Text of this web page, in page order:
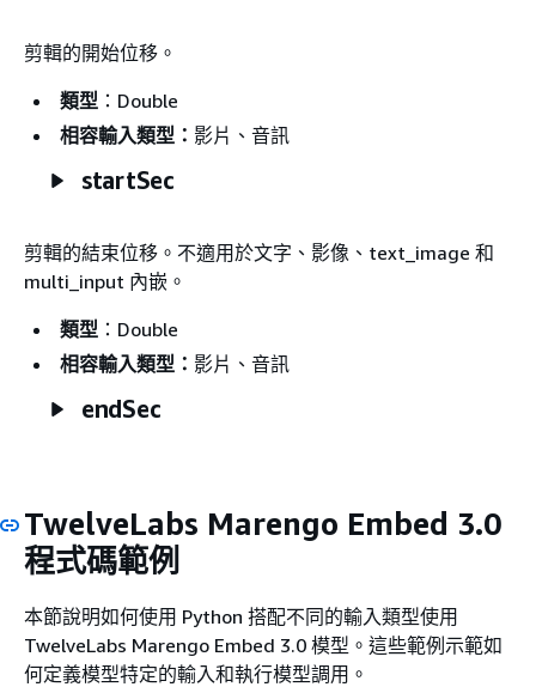
剪輯的開始位移。
類型 ：Double
相容輸入類型： 影片、音訊
startSec
剪輯的結束位移。不適用於文字、影像、text_image 和
multi_input 內嵌。
類型 ：Double
相容輸入類型： 影片、音訊
endSec
TwelveLabs Marengo Embed 3.0
程式碼範例
本節說明如何使用 Python 搭配不同的輸入類型使用
TwelveLabs Marengo Embed 3.0 模型。這些範例示範如
何定義模型特定的輸入和執行模型調用。